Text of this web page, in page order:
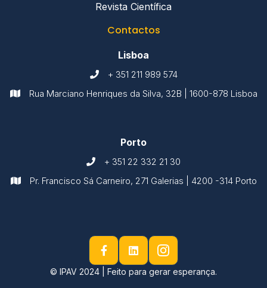
Revista Científica
Contactos
Lisboa
 + 351 211 989 574
 Rua Marciano Henriques da Silva, 32B | 1600-878 Lisboa
Porto
 + 351 22 332 21 30
 Pr. Francisco Sá Carneiro, 271 Galerias | 4200 -314 Porto
 
© IPAV 2024 | Feito para gerar esperança.